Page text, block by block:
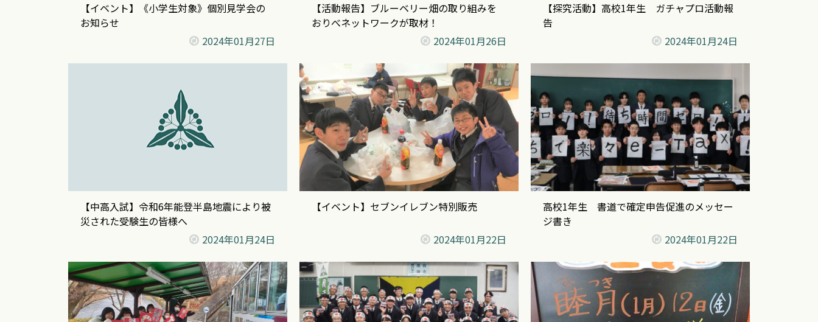
【イベント】《小学生対象》個別見学会の
お知らせ
2024年01月27日
【活動報告】ブルーベリー畑の取り組みを
おりべネットワークが取材！
2024年01月26日
【探究活動】高校1年生 ガチャプロ活動報
告
2024年01月24日
【中高入試】令和6年能登半島地震により被
災された受験生の皆様へ
2024年01月24日
【イベント】セブンイレブン特別販売
2024年01月22日
高校1年生 書道で確定申告促進のメッセー
ジ書き
2024年01月22日